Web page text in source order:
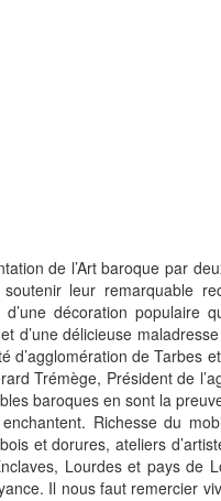
de l’Art baroque par
leur remarquable
décoration populaire
d’une délicieuse
de Tarbes
Trémège, Président de
baroques en sont la
Richesse du
et dorures, ateliers
Lourdes et pays de
Il nous faut remercier